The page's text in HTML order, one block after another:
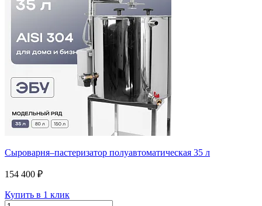
Сыроварня–пастеризатор полуавтоматическая 35 л
154 400 ₽
Купить в 1 клик